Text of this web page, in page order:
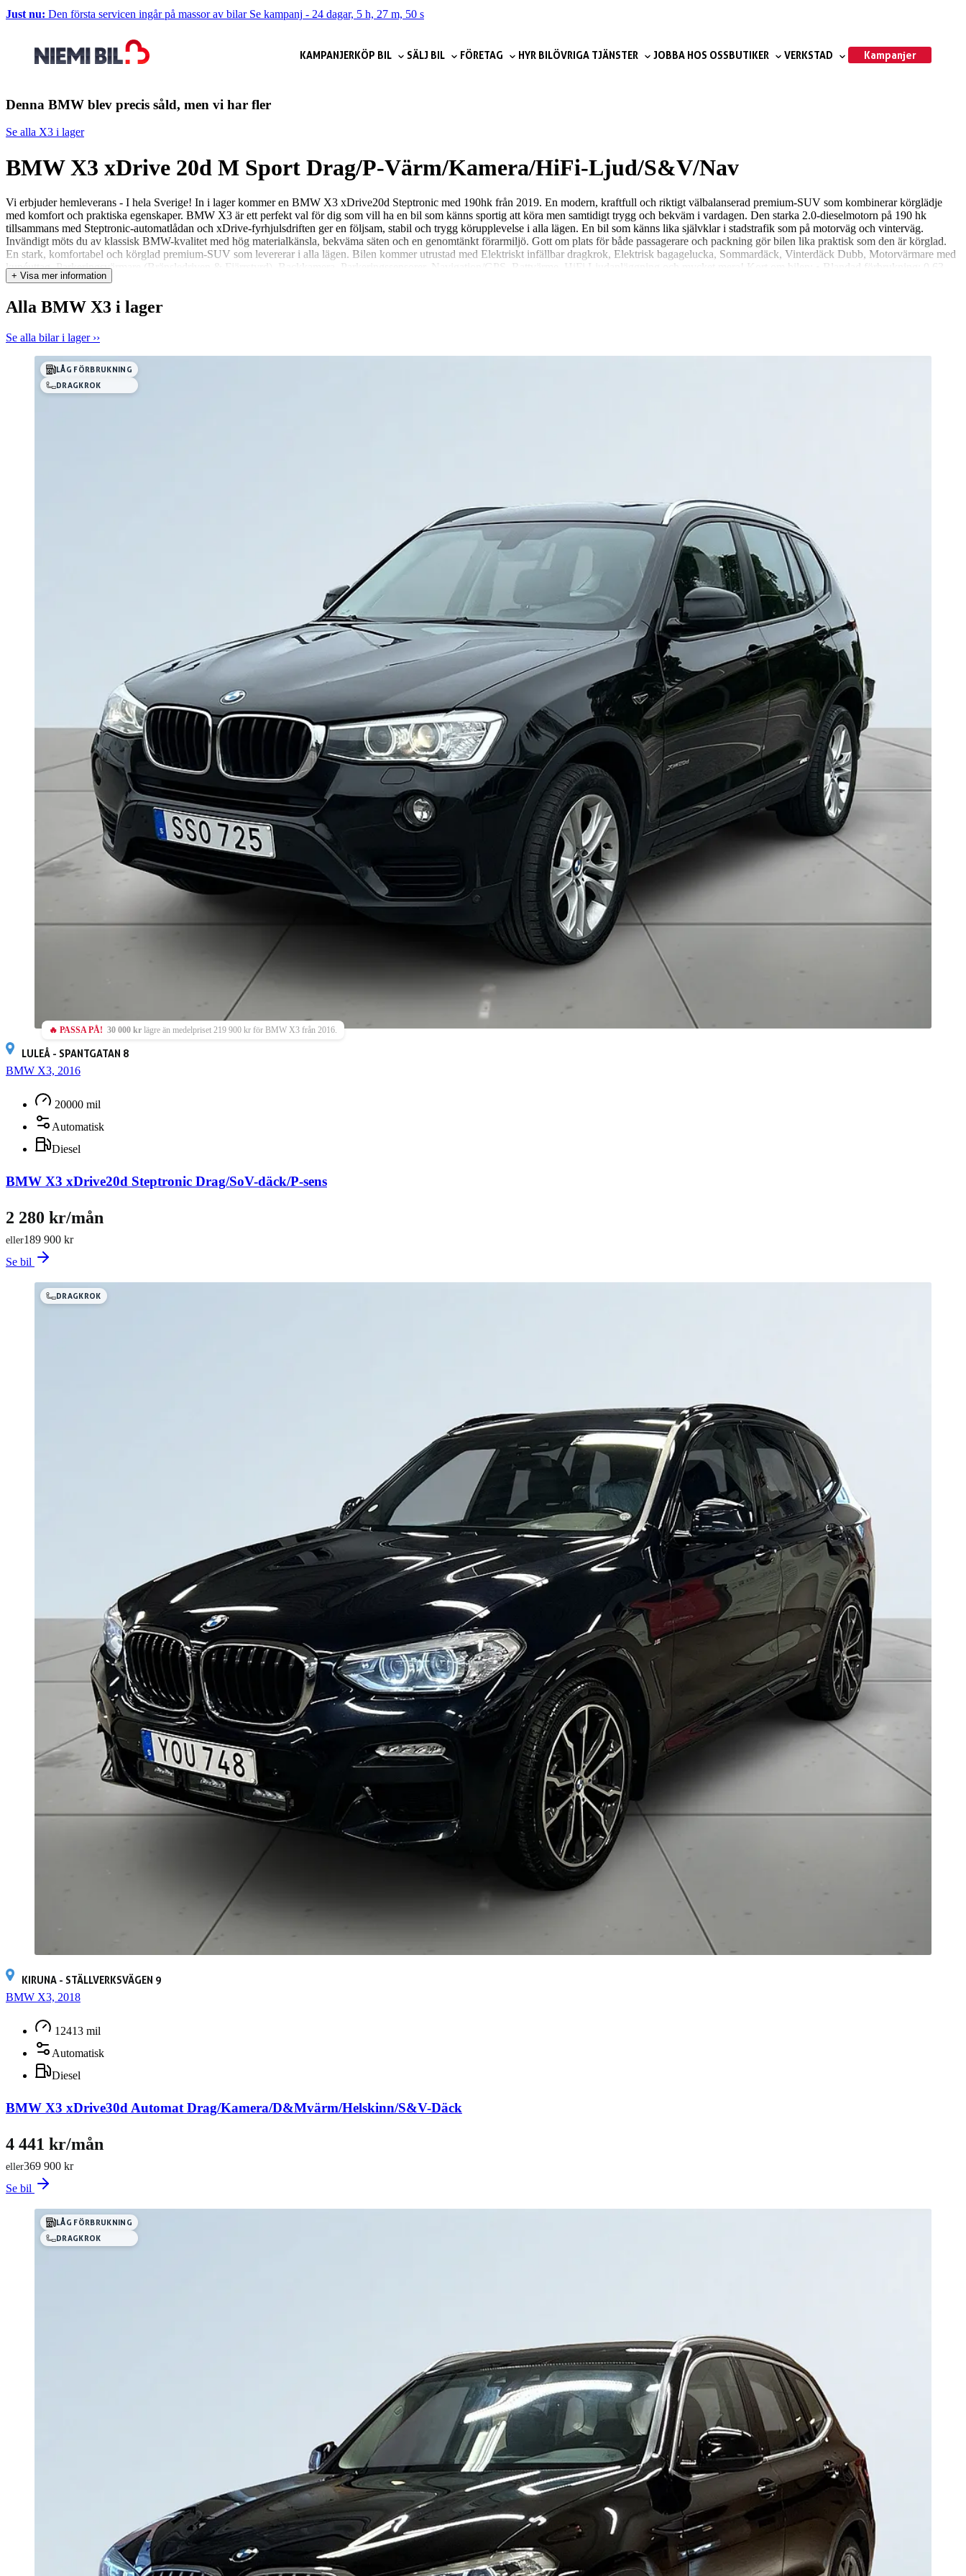
Just nu: Den första servicen ingår på massor av bilar Se kampanj - 24 dagar, 5 h, 27 m, 48 s
KAMPANJERKÖP BIL SÄLJ BIL FÖRETAG HYR BILÖVRIGA TJÄNSTER JOBBA HOS OSSBUTIKER VERKSTAD Kampanjer
Denna BMW blev precis såld, men vi har fler
Se alla X3 i lager
BMW X3 xDrive 20d M Sport Drag/P-Värm/Kamera/HiFi-Ljud/S&V/Nav
Vi erbjuder hemleverans - I hela Sverige! In i lager kommer en BMW X3 xDrive20d Steptronic med 190hk från 2019. En modern, kraftfull och riktigt välbalanserad premium-SUV som kombinerar körglädje
med komfort och praktiska egenskaper. BMW X3 är ett perfekt val för dig som vill ha en bil som känns sportig att köra men samtidigt trygg och bekväm i vardagen. Den starka 2.0-dieselmotorn på 190 hk
tillsammans med Steptronic-automatlådan och xDrive-fyrhjulsdriften ger en följsam, stabil och trygg körupplevelse i alla lägen. En bil som känns lika självklar i stadstrafik som på motorväg och vinterväg.
Invändigt möts du av klassisk BMW-kvalitet med hög materialkänsla, bekväma säten och en genomtänkt förarmiljö. Gott om plats för både passagerare och packning gör bilen lika praktisk som den är körglad.
En stark, komfortabel och körglad premium-SUV som levererar i alla lägen. Bilen kommer utrustad med Elektriskt infällbar dragkrok, Elektrisk bagagelucka, Sommardäck, Vinterdäck Dubb, Motorvärmare med
kupéuttag, Parkeringsvärmare (Bränsledriven & Fjärrstyrd), Backkamera, Parkeringssensorer, Navigation/GPS, Rattvärme, HiFi Ljudanläggning och mycket mera! Kort om bilen: • Blandad förbrukning: 0.63-
0.71l/mil • Går att teckna 1-5 års garanti. • Besiktigad till 2027-03-31 • Årlig fordonsskatt 3282kr • Senast servad 2026 Maj • Dragvikt Max 2400kg Vill du veta mer om bilen? På niemibil.se kan du bland annat:
Saknar bilen dragkrok, motorvärmare eller någon annan utrustning du behöver? Vi hjälper gärna till med extrautrustning före eller efter leverans! Vill du byta in din nuvarande bil när du köper en ny? Inga
problem! Vi värderar din bil kostnadsfritt och lämnar ett prisförslag direkt – Du behöver inte ens städa eller tvätta bilen! Niemi Bil – Sveriges största hjärta för bilar 4,8 snittbetyg på Google 4,7 snittbetyg på
Trustpilot
+ Visa mer information
Alla BMW X3 i lager
Se alla bilar i lager ››
LÅG FÖRBRUKNING
DRAGKROK
🔥 PASSA PÅ! 30 000 kr lägre än medelpriset 219 900 kr för BMW X3 från 2016.
LULEÅ - SPANTGATAN 8
BMW X3, 2016
20000 mil
Automatisk
Diesel
BMW X3 xDrive20d Steptronic Drag/SoV-däck/P-sens
189 900 kr
eller
2 280 kr/mån
Se bil
DRAGKROK
KIRUNA - STÄLLVERKSVÄGEN 9
BMW X3, 2018
12413 mil
Automatisk
Diesel
BMW X3 xDrive30d Automat Drag/Kamera/D&Mvärm/Helskinn/S&V-Däck
369 900 kr
eller
4 441 kr/mån
Se bil
LÅG FÖRBRUKNING
DRAGKROK